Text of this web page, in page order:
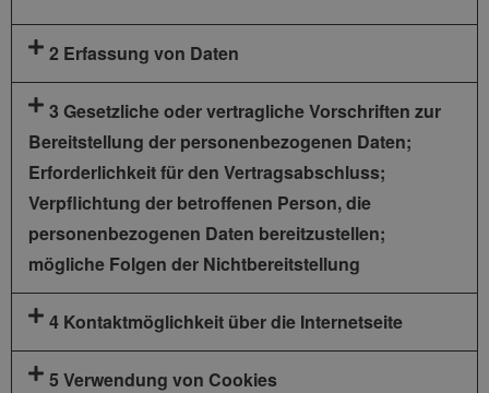
2 Erfassung von Daten
3 Gesetzliche oder vertragliche Vorschriften zur
Bereitstellung der personenbezogenen Daten;
Erforderlichkeit für den Vertragsabschluss;
Verpflichtung der betroffenen Person, die
personenbezogenen Daten bereitzustellen;
mögliche Folgen der Nichtbereitstellung
4 Kontaktmöglichkeit über die Internetseite
5 Verwendung von Cookies